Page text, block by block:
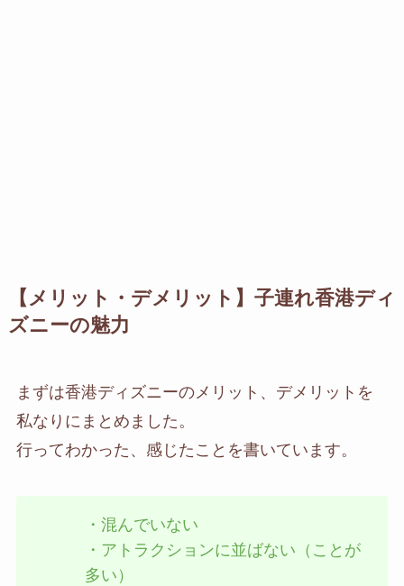
【メリット・デメリット】子連れ香港ディ
ズニーの魅力
まずは香港ディズニーのメリット、デメリットを
私なりにまとめました。
行ってわかった、感じたことを書いています。
・混んでいない
・アトラクションに並ばない（ことが
多い）